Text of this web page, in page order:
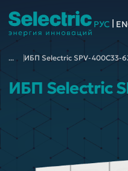
РУС
... ИБП Selectric SPV-400C33-
ИБП Selectric